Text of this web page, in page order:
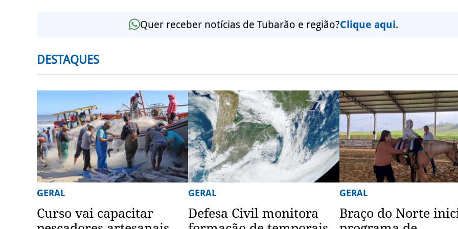
Quer receber notícias de Tubarão e região?Clique aqui.
DESTAQUES
GERAL
Curso vai capacitar
GERAL
Defesa Civil monitora
GERAL
Braço do Norte